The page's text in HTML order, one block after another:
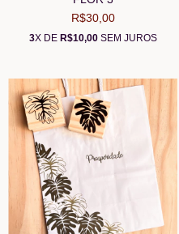
R$30,00
3X DE R$10,00SEM JUROS